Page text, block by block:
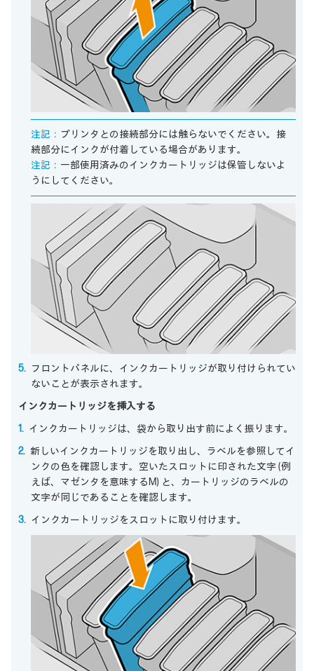
注記： プリンタとの接続部分には触らないでください。接
続部分にインクが付着している場合があります。
注記： 一部使用済みのインクカートリッジは保管しないよ
うにしてください。
フロントパネルに、インクカートリッジが取り付けられてい
ないことが表示されます。
インクカートリッジを挿入する
インクカートリッジは、袋から取り出す前によく振ります。
新しいインクカートリッジを取り出し、ラベルを参照してイ
ンクの色を確認します。空いたスロットに印された文字 (例
えば、マゼンタを意味するM) と、カートリッジのラベルの
文字が同じであることを確認します。
インクカートリッジをスロットに取り付けます。